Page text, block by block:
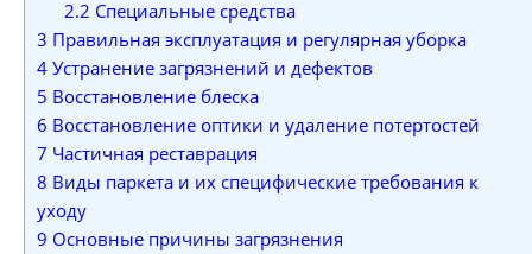
2.2 Специальные средства
3 Правильная эксплуатация и регулярная уборка
4 Устранение загрязнений и дефектов
5 Восстановление блеска
6 Восстановление оптики и удаление потертостей
7 Частичная реставрация
8 Виды паркета и их специфические требования к
уходу
9 Основные причины загрязнения